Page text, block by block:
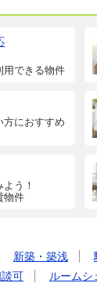
用できる物件
方におすすめ
う！
物件
新築・築浅
可 ルームシ